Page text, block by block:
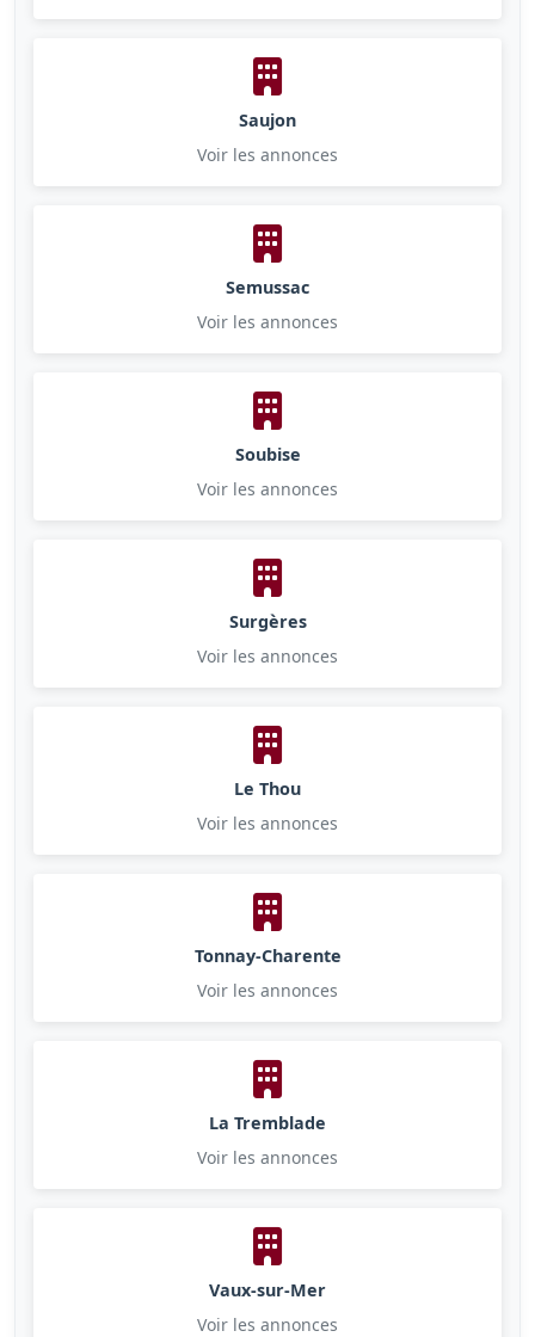
Saujon
Voir les annonces
Semussac
Voir les annonces
Soubise
Voir les annonces
Surgères
Voir les annonces
Le Thou
Voir les annonces
Tonnay-Charente
Voir les annonces
La Tremblade
Voir les annonces
Vaux-sur-Mer
Voir les annonces